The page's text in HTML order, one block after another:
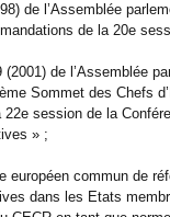
de l’Assemblée
de la 20e session
de l’Assemblée
des Chefs
de la
» ;
commun de
dans les Etats